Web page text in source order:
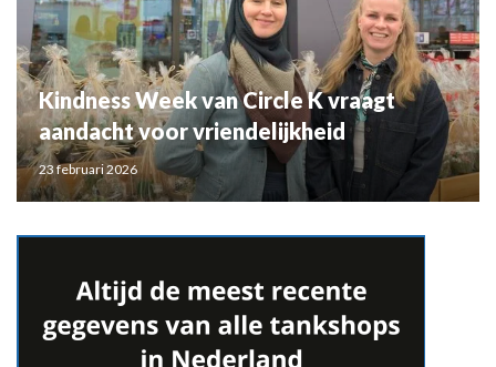
Kindness Week van Circle K vraagt
aandacht voor vriendelijkheid
23 februari 2026